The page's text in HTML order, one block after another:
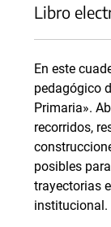
Libro
En este
pedagógico
Primaria».
recorridos,
posibles
trayectorias
institucional.